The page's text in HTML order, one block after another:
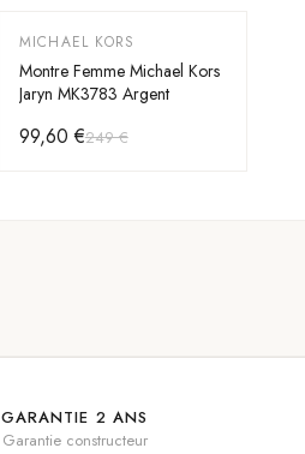
-60%
MICHAEL KORS
Montre Femme Michael Kors
Jaryn MK3783 Argent
99,60 €249 €
GARANTIE 2 ANS
Garantie constructeur